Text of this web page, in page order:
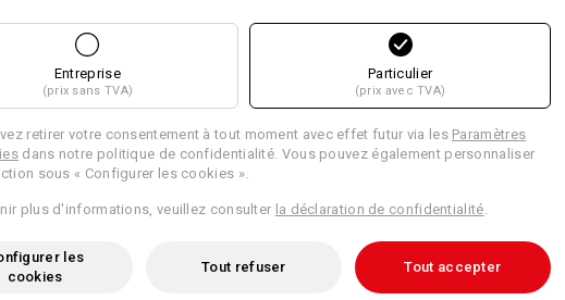
Matière :
tissu extérieur 100 % polyester (env. 45 g/m
doublure 100 % polyester,
rembourrage 100 % polyester.
Couche de chaleur
Couche de protection anti-intempéries
le gilet chauffant e.s.ambition ! Le gilet intérieur
par le gilet matelassé chauffant de la
et à retirer, il chauffe rapidement avec une
– à commander séparément
+3 autres caractéristiques +9 autres caractéristiques
Entreprise
(prix sans TVA)
Particulier
(prix avec TVA)
retirer votre consentement à tout moment avec effet futur via les Paramètres
dans notre politique de confidentialité. Vous pouvez également personnaliser
sous « Configurer les cookies ».
plus d'informations, veuillez consulter la déclaration de confidentialité
les
cookies
Tout refuser Tout accepter